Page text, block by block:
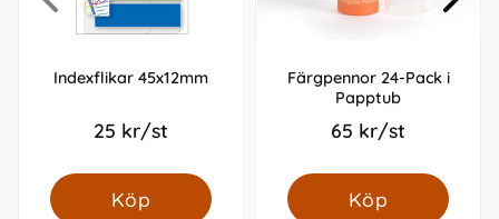
Indexflikar 45x12mm
25 kr/st
Köp
Färgpennor 24-Pack i
Papptub
65 kr/st
Köp